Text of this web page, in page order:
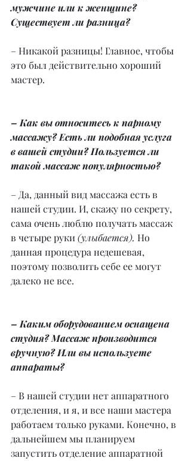
мужчине или к женщине?
Существует ли разница?
– Никакой разницы! Главное, чтобы
это был действительно хороший
мастер.
– Как вы относитесь к парному
массажу? Есть ли подобная услуга
в вашей студии? Пользуется ли
такой массаж популярностью?
– Да, данный вид массажа есть в
нашей студии. И, скажу по секрету,
сама очень люблю получать массаж
в четыре руки (улыбается). Но
данная процедура недешевая,
поэтому позволить себе ее могут
далеко не все.
– Каким оборудованием оснащена
студия? Массаж производится
вручную? Или вы используете
аппараты?
– В нашей студии нет аппаратного
отделения, и я, и все наши мастера
работаем только руками. Конечно, в
дальнейшем мы планируем
запустить отделение аппаратной